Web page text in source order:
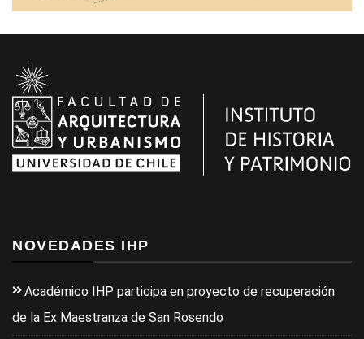
NOVEDADES IHP
Académico IHP participa en proyecto de recuperación
de la Ex Maestranza de San Rosendo